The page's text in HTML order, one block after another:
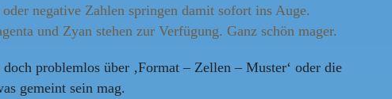
negative Zahlen springen damit sofort ins Auge.
und Zyan stehen zur Verfügung. Ganz schön mager.
problemlos über ‚Format – Zellen – Muster‘ oder die
gemeint sein mag.